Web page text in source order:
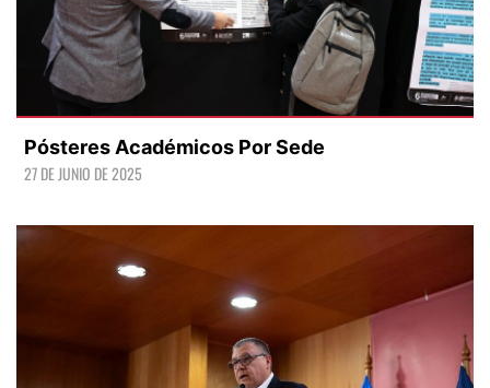
Pósteres Académicos Por Sede
27 DE JUNIO DE 2025